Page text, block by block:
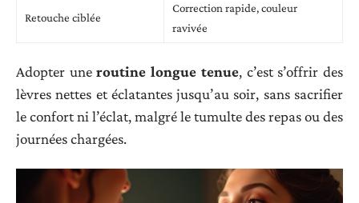
Retouche ciblée
Correction rapide, couleur
ravivée
Adopter uneroutine longue tenue, c’est s’offrir des
lèvres nettes et éclatantes jusqu’au soir, sans sacrifier
le confort ni l’éclat, malgré le tumulte des repas ou des
journées chargées.